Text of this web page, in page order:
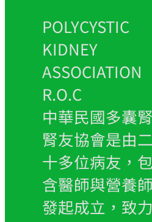
POLYCYSTIC
KIDNEY
ASSOCIATION
R.O.C
中華民國多囊腎
腎友協會是由二
十多位病友，包
含醫師與營養師
發起成立，致力